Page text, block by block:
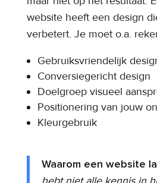
website heeft een design
verbetert. Je moet o.a.
Gebruiksvriendelijk
Conversiegericht design
Doelgroep visueel
Positionering van jouw
Kleurgebruik
Waarom een website